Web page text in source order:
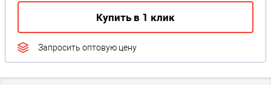
Купить в 1 клик
Запросить оптовую цену